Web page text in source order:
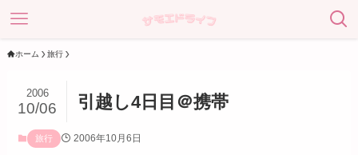
ホーム 旅行
引越し4日目＠携帯
2006
10/06
旅行 2006年10月6日